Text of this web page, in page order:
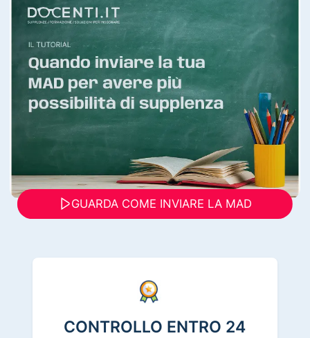
GUARDA COME INVIARE LA MAD
CONTROLLO ENTRO 24